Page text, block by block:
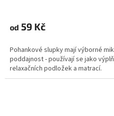
produktu
je
z
5
hvězdiček.
od 59 Kč
Pohankové slupky mají výborné
poddajnost - používají se jako
relaxačních podložek a matrací.